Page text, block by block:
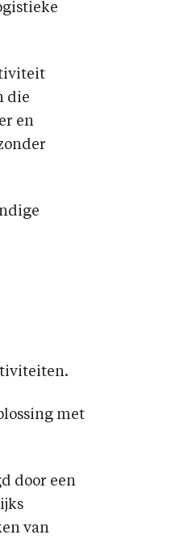
die
en
met
door een
van